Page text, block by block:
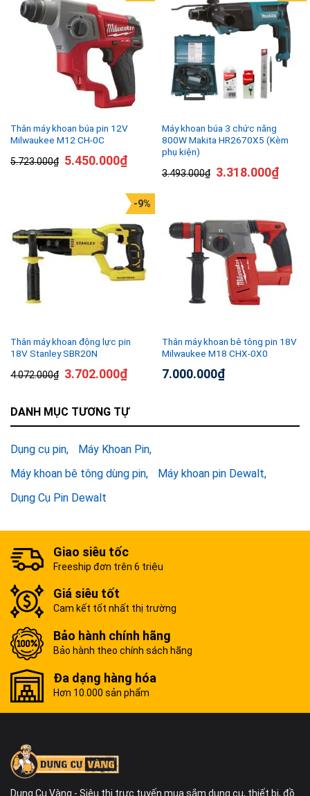
Thân máy khoan búa pin 12V
Milwaukee M12 CH-0C
5.723.000₫ 5.450.000₫
Máy khoan búa 3 chức năng
800W Makita HR2670X5 (Kèm
phụ kiện)
3.493.000₫ 3.318.000₫
Thân máy khoan động lực pin
18V Stanley SBR20N
4.072.000₫
-9%
3.702.000₫
Thân máy khoan bê tông pin 18V
Milwaukee M18 CHX-0X0
7.000.000₫
DANH MỤC TƯƠNG TỰ
Dụng cụ pin
Máy Khoan Pin
Máy khoan bê tông dùng pin
Máy khoan pin Dewalt
Dụng Cụ Pin Dewalt
Giao siêu tốc
Freeship đơn trên 6 triệu
Giá siêu tốt
Cam kết tốt nhất thị trường
Bảo hành chính hãng
Bảo hành theo chính sách hãng
Đa dạng hàng hóa
Hơn 10.000 sản phẩm
Dụng Cụ Vàng - Siêu thị trực tuyến mua sắm dụng cụ, thiết bị, đồ